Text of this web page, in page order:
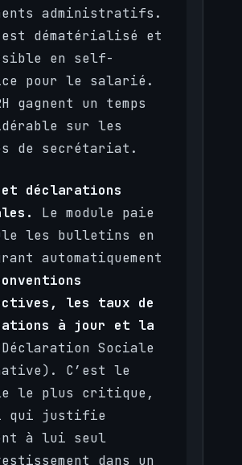
administratifs.
dématérialisé et
en self-
pour le salarié.
gagnent un temps
sur les
de secrétariat.
déclarations
Le module paie
les bulletins en
automatiquement
les taux de
à jour et la
Sociale
C’est le
le plus critique,
qui justifie
à lui seul
dans un